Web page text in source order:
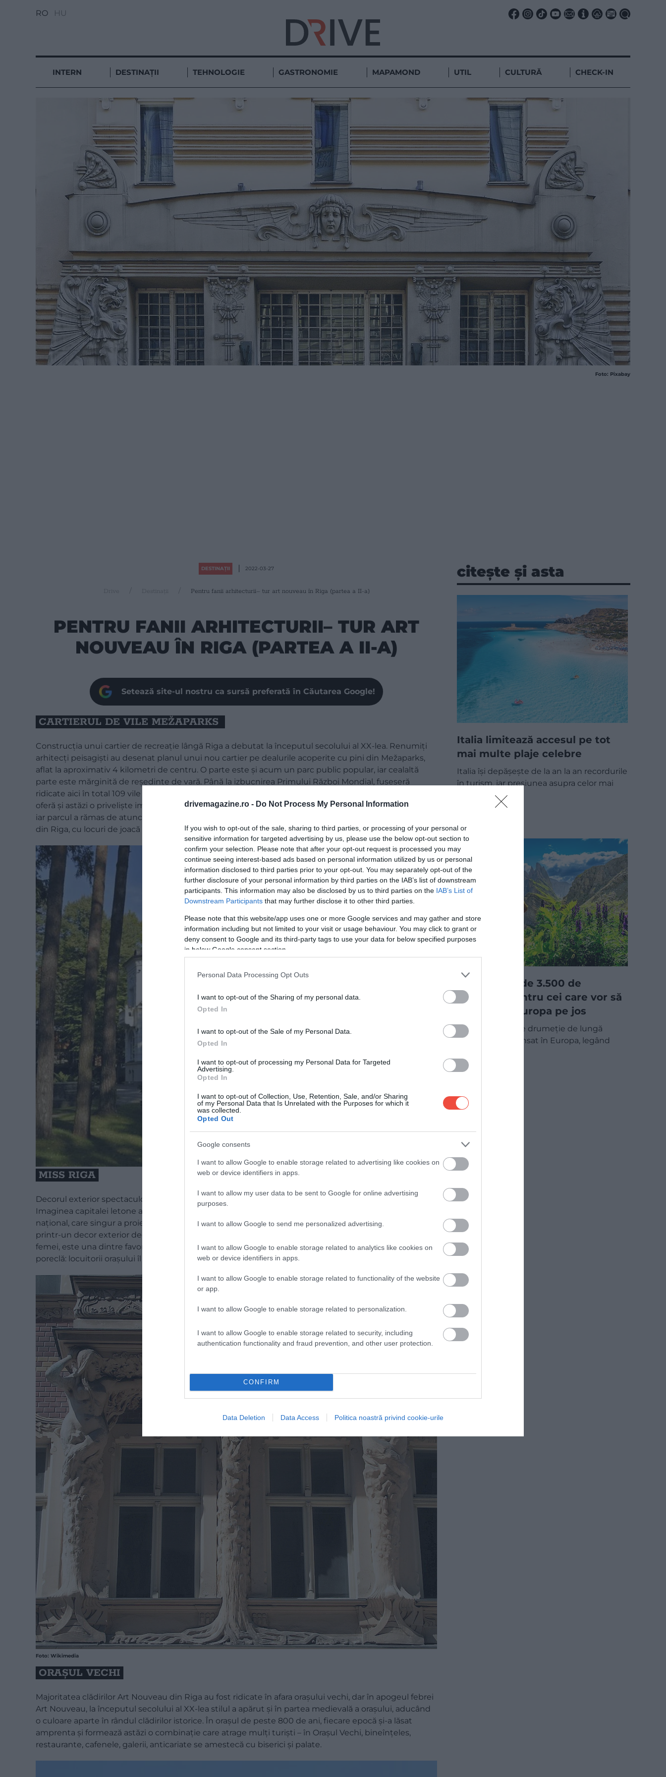
drivemagazine.ro - Do Not Process My Personal Information
If you wish to opt-out of the sale, sharing to third parties, or processing of your personal or
sensitive information for targeted advertising by us, please use the below opt-out section to
confirm your selection. Please note that after your opt-out request is processed you may
continue seeing interest-based ads based on personal information utilized by us or personal
information disclosed to third parties prior to your opt-out. You may separately opt-out of the
further disclosure of your personal information by third parties on the IAB’s list of downstream
participants. This information may also be disclosed by us to third parties on the IAB’s List of
Downstream Participants that may further disclose it to other third parties.
Please note that this website/app uses one or more Google services and may gather and store
information including but not limited to your visit or usage behaviour. You may click to grant or
deny consent to Google and its third-party tags to use your data for below specified purposes
in below Google consent section.
Personal Data Processing Opt Outs
I want to opt-out of the Sharing of my personal data.
Opted In
I want to opt-out of the Sale of my Personal Data.
Opted In
I want to opt-out of processing my Personal Data for Targeted
Advertising.
Opted In
I want to opt-out of Collection, Use, Retention, Sale, and/or Sharing
of my Personal Data that Is Unrelated with the Purposes for which it
was collected.
Opted Out
Google consents
I want to allow Google to enable storage related to advertising like cookies on
web or device identifiers in apps.
I want to allow my user data to be sent to Google for online advertising
purposes.
I want to allow Google to send me personalized advertising.
I want to allow Google to enable storage related to analytics like cookies on
web or device identifiers in apps.
I want to allow Google to enable storage related to functionality of the website
or app.
I want to allow Google to enable storage related to personalization.
I want to allow Google to enable storage related to security, including
authentication functionality and fraud prevention, and other user protection.
CONFIRM
Data Deletion Data Access Politica noastră privind cookie-urile
RO HU
INTERN DESTINAȚII TEHNOLOGIE GASTRONOMIE MAPAMOND UTIL CULTURĂ CHECK-IN
Foto: Pixabay
DESTINAȚII 2022-03-27
Drive Pentru fanii arhitecturii– tur art nouveau în Riga (partea a II-a)
PENTRU FANII ARHITECTURII– TUR ART
NOUVEAU ÎN RIGA (PARTEA A II-A)
Setează site-ul nostru ca sursă preferată în Căutarea Google!
CARTIERUL DE VILE MEŽAPARKS
Construcția unui cartier de recreație lângă Riga a debutat la începutul secolului al XX-lea. Renumiți
arhitecți peisagiști au desenat planul unui nou cartier pe dealurile acoperite cu pini din Mežaparks,
aflat la aproximativ 4 kilometri de centru. O parte este și acum un parc public popular, iar cealaltă
parte este mărginită de reședințe de vară. Până la izbucnirea Primului Război Mondial, fuseseră
ridicate aici în total 109 vile – în mare parte în stilul Art Nouveau Heimatstil din Germania. Clădirile
oferă și astăzi o priveliște impresionantă asupra cartierului de vile, care ne invită la o plimbare plăcută,
iar parcul a rămas de atunci un loc preferat de petrecere a timpului liber și de picnic pentru locuitorii
din Riga, cu locuri de joacă și o scenă în aer liber.
MISS RIGA
Decorul exterior spectaculos Art Nouveau poate fi admirat pe multe dintre clădirile din Riga.
Imaginea capitalei letone a fost definită în mare măsură de Konstantīns Pēkšēns, venerat ca erou
național, care singur a proiectat aproximativ 250 de clădiri în oraș. Lucrările sale se caracterizează
printr-un decor exterior deosebit, iar casa de locuințe de pe strada Smilšu, decorată cu statui de
femei, este una dintre favoritele și mândria localnicilor. Așa că unul dintre reliefuri a primit chiar și o
poreclă: locuitorii orașului îl cunosc drept Miss Riga.
Foto: Wikimedia
ORAȘUL VECHI
Majoritatea clădirilor Art Nouveau din Riga au fost ridicate în afara orașului vechi, dar în apogeul febrei
Art Nouveau, la începutul secolului al XX-lea stilul a apărut și în partea medievală a orașului, aducând
o culoare aparte în rândul clădirilor istorice. În orașul de peste 800 de ani, fiecare epocă și-a lăsat
amprenta și formează astăzi o combinație care atrage mulți turiști – în Orașul Vechi, bineînțeles,
restaurante, cafenele, galerii, anticariate se amestecă cu biserici și palate.
citește și asta
Italia limitează accesul pe tot
mai multe plaje celebre
Italia își depășește de la an la an recordurile
în turism, iar presiunea asupra celor mai
cunoscute…
Noul traseu de 3.500 de
kilometri pentru cei care vor să
traverseze Europa pe jos
Un nou traseu de drumeție de lungă
distanță a fost lansat în Europa, legând
DESTINAȚII